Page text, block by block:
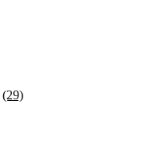
(29)